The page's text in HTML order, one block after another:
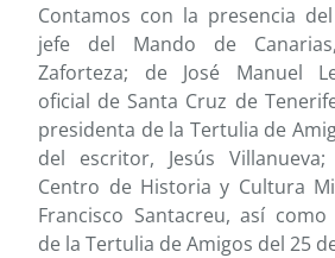
Contamos con la presencia
jefe del Mando de
Zaforteza; de José Manuel
oficial de Santa Cruz de
presidenta de la Tertulia de
del escritor, Jesús
Centro de Historia y Cultura
Francisco Santacreu, así
de la Tertulia de Amigos del 25